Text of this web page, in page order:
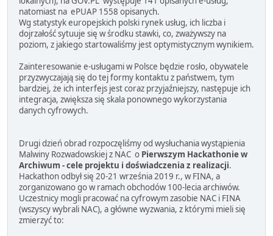
natomiast na ePUAP 1558 opisanych.
Wg statystyk europejskich polski rynek usług, ich liczba i
dojrzałość sytuuje się w środku stawki, co, zważywszy na
poziom, z jakiego startowaliśmy jest optymistycznym wynikiem.
Zainteresowanie e-usługami w Polsce będzie rosło, obywatele
przyzwyczajają się do tej formy kontaktu z państwem, tym
bardziej, że ich interfejs jest coraz przyjaźniejszy, następuje ich
integracja, zwiększa się skala ponownego wykorzystania
danych cyfrowych.
Drugi dzień obrad rozpoczęliśmy od wysłuchania wystąpienia
Malwiny Rozwadowskiej z NAC o Pierwszym Hackathonie w
Archiwum - cele projektu i doświadczenia z realizacji.
Hackathon odbył się 20-21 września 2019 r., w FINA, a
zorganizowano go w ramach obchodów 100-lecia archiwów.
Uczestnicy mogli pracować na cyfrowym zasobie NAC i FINA
(wszyscy wybrali NAC), a główne wyzwania, z którymi mieli się
zmierzyć to: